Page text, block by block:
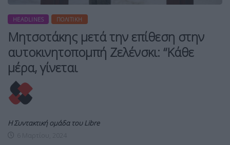
HEADLINES ΠΟΛΙΤΙΚΉ
Μητσοτάκης μετά την επίθεση στην
αυτοκινητοπομπή Ζελένσκι: “Κάθε
μέρα, γίνεται
Η Συντακτική ομάδα του Libre